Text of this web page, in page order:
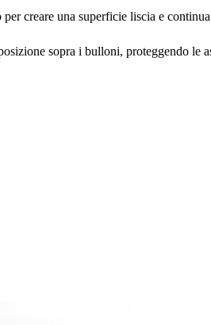
creare una superficie liscia e
sopra i bulloni, proteggendo le